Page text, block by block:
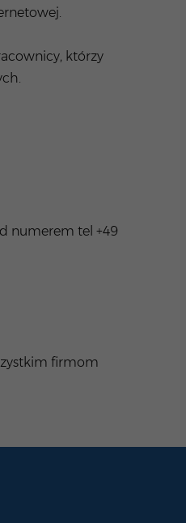
którzy
numerem tel +49
firmom